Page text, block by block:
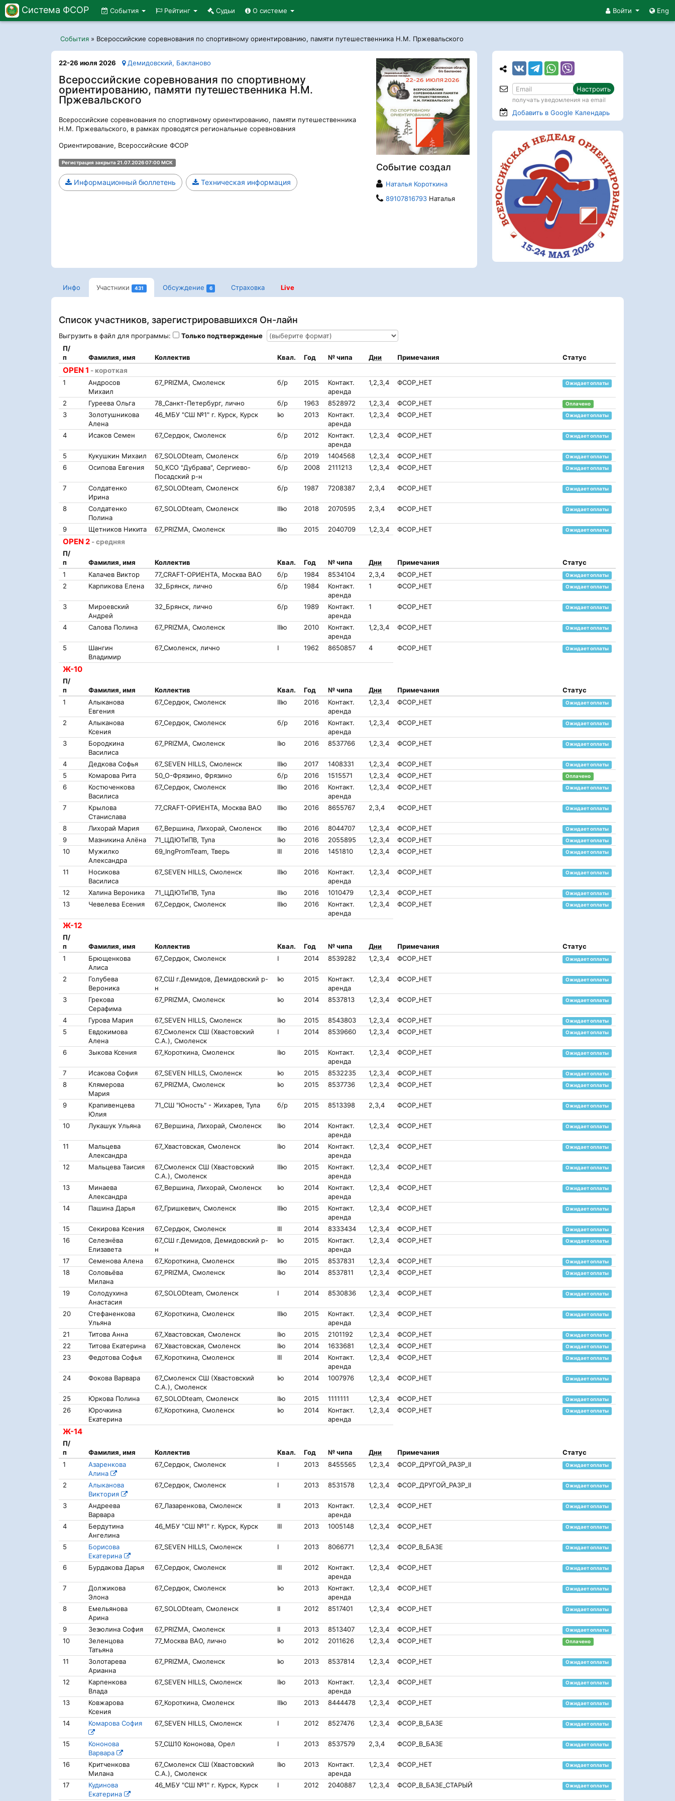
Система ФСОР Войти Eng
События Рейтинг Судьи О системе
События » Всероссийские соревнования по спортивному ориентированию, памяти путешественника Н.М. Пржевальского
Событие создал
Наталья Короткина
89107816793Наталья
22-26 июля 2026 Демидовский, Бакланово
Всероссийские соревнования по спортивному
ориентированию, памяти путешественника Н.М.
Пржевальского
Всероссийские соревнования по спортивному ориентированию, памяти путешественника
Н.М. Пржевальского, в рамках проводятся региональные соревнования
Ориентирование, Всероссийские ФСОР
Регистрация закрыта 21.07.2026 07:00 МСК
Информационный бюллетень Техническая информация
Инфо Участники 431 Обсуждение 6 Страховка Live
Список участников, зарегистрировавшихся Он-лайн
Выгрузить в файл для программы: Только подтвержденые
OPEN 1 - короткая
П/
п
Фамилия, имя Коллектив Квал. Год № чипа Дни Примечания Статус
1
Андросов
Михаил
67_PRIZMA, Смоленск б/р 2015
Контакт.
аренда
1,2,3,4 ФСОР_НЕТ Ожидает оплаты
2 Гуреева Ольга 78_Санкт-Петербург, лично б/р 1963 8528972 1,2,3,4 ФСОР_НЕТ Оплачено
3
Золотушникова
Алена
46_МБУ "СШ №1" г. Курск, Курск Iю 2013
Контакт.
аренда
1,2,3,4 ФСОР_НЕТ Ожидает оплаты
4 Исаков Семен 67_Сердюк, Смоленск б/р 2012
Контакт.
аренда
1,2,3,4 ФСОР_НЕТ Ожидает оплаты
5 Кукушкин Михаил 67_SOLODteam, Смоленск б/р 2019 1404568 1,2,3,4 ФСОР_НЕТ Ожидает оплаты
6 Осипова Евгения
50_КСО "Дубрава", Сергиево-
Посадский р-н
б/р 2008 2111213 1,2,3,4 ФСОР_НЕТ Ожидает оплаты
7
Солдатенко
Ирина
67_SOLODteam, Смоленск б/р 1987 7208387 2,3,4 ФСОР_НЕТ Ожидает оплаты
8
Солдатенко
Полина
67_SOLODteam, Смоленск IIIю 2018 2070595 2,3,4 ФСОР_НЕТ Ожидает оплаты
9 Щетников Никита 67_PRIZMA, Смоленск IIIю 2015 2040709 1,2,3,4 ФСОР_НЕТ Ожидает оплаты
OPEN 2 - средняя
П/
п
Фамилия, имя Коллектив Квал. Год № чипа Дни Примечания
Статус
1
Калачев Виктор 77_CRAFT-ОРИЕНТА, Москва ВАО б/р 1984 8534104 2,3,4 ФСОР_НЕТ Ожидает оплаты
2 Карпикова Елена 32_Брянск, лично б/р 1984
Контакт.
аренда
1 ФСОР_НЕТ Ожидает оплаты
3
Мироевский
Андрей
32_Брянск, лично б/р 1989
Контакт.
аренда
1 ФСОР_НЕТ Ожидает оплаты
4 Салова Полина 67_PRIZMA, Смоленск IIIю 2010
Контакт.
аренда
1,2,3,4 ФСОР_НЕТ Ожидает оплаты
5
Шангин
Владимир
67_Смоленск, лично I 1962 8650857 4 ФСОР_НЕТ Ожидает оплаты
Ж-10
П/
п
Фамилия, имя Коллектив Квал. Год № чипа Дни Примечания
Статус
1
Алыканова
Евгения
67_Сердюк, Смоленск IIIю 2016
Контакт.
аренда
1,2,3,4 ФСОР_НЕТ Ожидает оплаты
2
Алыканова
Ксения
67_Сердюк, Смоленск б/р 2016
Контакт.
аренда
1,2,3,4 ФСОР_НЕТ Ожидает оплаты
3
Бородкина
Василиса
67_PRIZMA, Смоленск IIю 2016 8537766 1,2,3,4 ФСОР_НЕТ Ожидает оплаты
4 Дедкова Софья 67_SEVEN HILLS, Смоленск IIIю 2017 1408331 1,2,3,4 ФСОР_НЕТ Ожидает оплаты
5 Комарова Рита 50_О-Фрязино, Фрязино б/р 2016 1515571 1,2,3,4 ФСОР_НЕТ Оплачено
6
Костюченкова
Василиса
67_Сердюк, Смоленск IIIю 2016
Контакт.
аренда
1,2,3,4 ФСОР_НЕТ Ожидает оплаты
7
Крылова
Станислава
77_CRAFT-ОРИЕНТА, Москва ВАО IIIю 2016 8655767 2,3,4 ФСОР_НЕТ Ожидает оплаты
8 Лихорай Мария 67_Вершина, Лихорай, Смоленск IIIю 2016 8044707 1,2,3,4 ФСОР_НЕТ Ожидает оплаты
9 Мазникина Алёна 71_ЦДЮТиПВ, Тула IIю 2016 2055895 1,2,3,4 ФСОР_НЕТ Ожидает оплаты
10
Мужилко
Александра
69_IngPromTeam, Тверь III 2016 1451810 1,2,3,4 ФСОР_НЕТ Ожидает оплаты
11
Носикова
Василиса
67_SEVEN HILLS, Смоленск IIIю 2016
Контакт.
аренда
1,2,3,4 ФСОР_НЕТ Ожидает оплаты
12 Халина Вероника 71_ЦДЮТиПВ, Тула IIIю 2016 1010479 1,2,3,4 ФСОР_НЕТ Ожидает оплаты
13 Чевелева Есения 67_Сердюк, Смоленск IIIю 2016
Контакт.
аренда
1,2,3,4 ФСОР_НЕТ Ожидает оплаты
Ж-12
П/
п
Фамилия, имя Коллектив Квал. Год № чипа Дни Примечания
Статус
1
Брющенкова
Алиса
67_Сердюк, Смоленск I 2014 8539282 1,2,3,4 ФСОР_НЕТ Ожидает оплаты
2
Голубева
Вероника
67_СШ г.Демидов, Демидовский р-
н
Iю 2015
Контакт.
аренда
1,2,3,4 ФСОР_НЕТ Ожидает оплаты
3
Грекова
Серафима
67_PRIZMA, Смоленск Iю 2014 8537813 1,2,3,4 ФСОР_НЕТ Ожидает оплаты
4 Гурова Мария 67_SEVEN HILLS, Смоленск IIю 2015 8543803 1,2,3,4 ФСОР_НЕТ Ожидает оплаты
5
Евдокимова
Алена
67_Смоленск СШ (Хвастовский
С.А.), Смоленск
I 2014 8539660 1,2,3,4 ФСОР_НЕТ Ожидает оплаты
6 Зыкова Ксения 67_Короткина, Смоленск IIю 2015
Контакт.
аренда
1,2,3,4 ФСОР_НЕТ Ожидает оплаты
7 Исакова София 67_SEVEN HILLS, Смоленск Iю 2015 8532235 1,2,3,4 ФСОР_НЕТ Ожидает оплаты
8
Клямерова
Мария
67_PRIZMA, Смоленск Iю 2015 8537736 1,2,3,4 ФСОР_НЕТ Ожидает оплаты
9
Крапивенцева
Юлия
71_СШ "Юность" - Жихарев, Тула б/р 2015 8513398 2,3,4 ФСОР_НЕТ Ожидает оплаты
10 Лукашук Ульяна 67_Вершина, Лихорай, Смоленск IIю 2014
Контакт.
аренда
1,2,3,4 ФСОР_НЕТ Ожидает оплаты
11
Мальцева
Александра
67_Хвастовская, Смоленск IIю 2014
Контакт.
аренда
1,2,3,4 ФСОР_НЕТ Ожидает оплаты
12 Мальцева Таисия
67_Смоленск СШ (Хвастовский
С.А.), Смоленск
IIIю 2015
Контакт.
аренда
1,2,3,4 ФСОР_НЕТ Ожидает оплаты
13
Минаева
Александра
67_Вершина, Лихорай, Смоленск Iю 2014
Контакт.
аренда
1,2,3,4 ФСОР_НЕТ Ожидает оплаты
14 Пашина Дарья 67_Гришкевич, Смоленск IIIю 2015
Контакт.
аренда
1,2,3,4 ФСОР_НЕТ Ожидает оплаты
15 Секирова Ксения 67_Сердюк, Смоленск III 2014 8333434 1,2,3,4 ФСОР_НЕТ Ожидает оплаты
16
Селезнёва
Елизавета
67_СШ г.Демидов, Демидовский р-
н
Iю 2015
Контакт.
аренда
1,2,3,4 ФСОР_НЕТ Ожидает оплаты
17 Семенова Алена 67_Короткина, Смоленск IIIю 2015 8537831 1,2,3,4 ФСОР_НЕТ Ожидает оплаты
18
Соловьёва
Милана
67_PRIZMA, Смоленск IIю 2014 8537811 1,2,3,4 ФСОР_НЕТ Ожидает оплаты
19
Солодухина
Анастасия
67_SOLODteam, Смоленск I 2014 8530836 1,2,3,4 ФСОР_НЕТ Ожидает оплаты
20
Стефаненкова
Ульяна
67_Короткина, Смоленск IIIю 2015
Контакт.
аренда
1,2,3,4 ФСОР_НЕТ Ожидает оплаты
21 Титова Анна 67_Хвастовская, Смоленск IIю 2015 2101192 1,2,3,4 ФСОР_НЕТ Ожидает оплаты
22 Титова Екатерина 67_Хвастовская, Смоленск IIю 2014 1633681 1,2,3,4 ФСОР_НЕТ Ожидает оплаты
23 Федотова Софья 67_Короткина, Смоленск III 2014
Контакт.
аренда
1,2,3,4 ФСОР_НЕТ Ожидает оплаты
24 Фокова Варвара
67_Смоленск СШ (Хвастовский
С.А.), Смоленск
Iю 2014 1007976 1,2,3,4 ФСОР_НЕТ Ожидает оплаты
25 Юркова Полина 67_SOLODteam, Смоленск IIю 2015 1111111 1,2,3,4 ФСОР_НЕТ Ожидает оплаты
26
Юрочкина
Екатерина
67_Короткина, Смоленск Iю 2014
Контакт.
аренда
1,2,3,4 ФСОР_НЕТ Ожидает оплаты
Ж-14
П/
п
Фамилия, имя Коллектив Квал. Год № чипа Дни Примечания
Статус
1
Азаренкова
Алина
67_Сердюк, Смоленск I 2013 8455565 1,2,3,4 ФСОР_ДРУГОЙ_РАЗР_II Ожидает оплаты
2
Алыканова
Виктория
67_Сердюк, Смоленск I 2013 8531578 1,2,3,4 ФСОР_ДРУГОЙ_РАЗР_II Ожидает оплаты
3
Андреева
Варвара
67_Лазаренкова, Смоленск II 2013
Контакт.
аренда
1,2,3,4 ФСОР_НЕТ Ожидает оплаты
4
Бердутина
Ангелина
46_МБУ "СШ №1" г. Курск, Курск III 2013 1005148 1,2,3,4 ФСОР_НЕТ Ожидает оплаты
5
Борисова
Екатерина
67_SEVEN HILLS, Смоленск I 2013 8066771 1,2,3,4 ФСОР_В_БАЗЕ Ожидает оплаты
6 Бурдакова Дарья 67_Сердюк, Смоленск III 2012
Контакт.
аренда
1,2,3,4 ФСОР_НЕТ Ожидает оплаты
7
Должикова
Элона
67_Сердюк, Смоленск Iю 2013
Контакт.
аренда
1,2,3,4 ФСОР_НЕТ Ожидает оплаты
8
Емельянова
Арина
67_SOLODteam, Смоленск II 2012 8517401 1,2,3,4 ФСОР_НЕТ Ожидает оплаты
9 Зезюлина София 67_PRIZMA, Смоленск II 2013 8513407 1,2,3,4 ФСОР_НЕТ Ожидает оплаты
10
Зеленцова
Татьяна
77_Москва ВАО, лично Iю 2012 2011626 1,2,3,4 ФСОР_НЕТ Оплачено
11
Золотарева
Арианна
67_PRIZMA, Смоленск Iю 2013 8537814 1,2,3,4 ФСОР_НЕТ Ожидает оплаты
12
Карпенкова
Влада
67_SEVEN HILLS, Смоленск IIю 2013
Контакт.
аренда
1,2,3,4 ФСОР_НЕТ Ожидает оплаты
13
Ковжарова
Ксения
67_Короткина, Смоленск IIIю 2013 8444478 1,2,3,4 ФСОР_НЕТ Ожидает оплаты
14 Комарова София 67_SEVEN HILLS, Смоленск I 2012 8527476 1,2,3,4 ФСОР_В_БАЗЕ Ожидает оплаты
15
Кононова
Варвара
57_СШ10 Кононова, Орел I 2013 8537579 2,3,4 ФСОР_В_БАЗЕ Ожидает оплаты
16
Критченкова
Милана
67_Смоленск СШ (Хвастовский
С.А.), Смоленск
IIю 2013
Контакт.
аренда
1,2,3,4 ФСОР_НЕТ Ожидает оплаты
17
Кудинова
Екатерина
46_МБУ "СШ №1" г. Курск, Курск I 2012 2040887 1,2,3,4 ФСОР_В_БАЗЕ_СТАРЫЙ Ожидает оплаты
Настроить
получать уведомления на email
Добавить в Google Календарь